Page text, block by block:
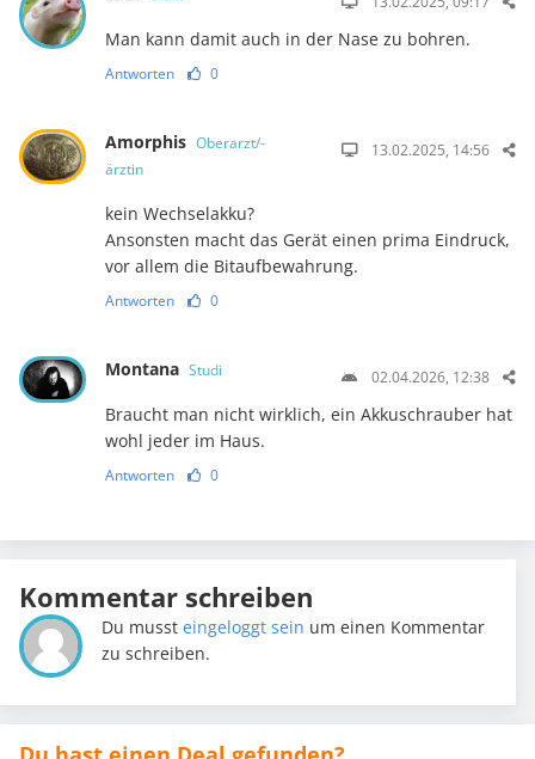
Man kann damit auch in der Nase zu bohren.
Antworten 0
Amorphis Oberarzt/-
ärztin
13.02.2025, 14:56
kein Wechselakku?
Ansonsten macht das Gerät einen prima Eindruck,
vor allem die Bitaufbewahrung.
Antworten 0
Montana Studi 02.04.2026, 12:38
Braucht man nicht wirklich, ein Akkuschrauber hat
wohl jeder im Haus.
Antworten 0
Kommentar schreiben
Du mussteingeloggt sein um einen Kommentar
zu schreiben.